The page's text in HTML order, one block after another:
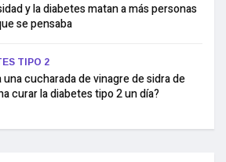
y la diabetes matan a más personas
se pensaba
TIPO 2
una cucharada de vinagre de sidra de
curar la diabetes tipo 2 un día?